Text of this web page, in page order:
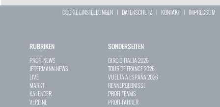
COOKIE EINSTELLUNGEN | DATENSCHUTZ | KONTAKT| IMPRESSUM
RUBRIKEN
PROFI-NEWS
JEDERMANN-NEWS
LIVE
MARKT
KALENDER
VEREINE
SONDERSEITEN
GIRO D`ITALIA 2026
TOUR DE FRANCE 2026
VUELTA A ESPAÑA 2026
RENNERGEBNISSE
PROFI-TEAMS
PROFI-FAHRER